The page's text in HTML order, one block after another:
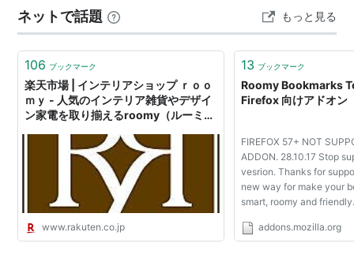
号停止中ならまあ我慢の出来るレベルです。が、、、右
折待ちをしている時でもエンジンが停止してしまうこ…
ネットで話題 もっと見る
106 ブックマーク
楽天市場 | インテリアショップ ｒｏｏ
ｍｙ - 人気のインテリア雑貨やデザイ
ン家電を取り揃えるroomy（ルーミ
www.rakuten.co.jp
13 ブックマーク
Roomy Bookmarks
Firefox 向けアドオン
FIREFOX 57+ NOT
ADDON. 28.10.17 Stop
vesrion. Thanks for
new way for make your
smart, roomy and
Toolbar saves space on
addons.mozilla.org